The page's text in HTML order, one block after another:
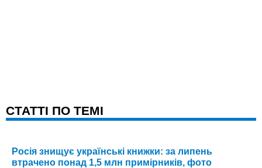
CТАТТІ ПО ТЕМІ
Росія знищує українські книжки: за липень
втрачено понад 1,5 млн примірників, фото